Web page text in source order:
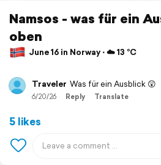
Namsos - was für ein
oben
June 16 in Norway ⋅ ☁️ 13 °C
Traveler Was für ein Ausblick 😲
6/20/26 Reply Translate
5 likes